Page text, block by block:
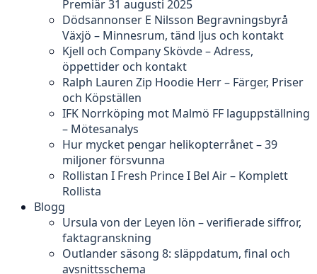
Premiär 31 augusti 2025
Dödsannonser E Nilsson Begravningsbyrå
Växjö – Minnesrum, tänd ljus och kontakt
Kjell och Company Skövde – Adress,
öppettider och kontakt
Ralph Lauren Zip Hoodie Herr – Färger, Priser
och Köpställen
IFK Norrköping mot Malmö FF laguppställning
– Mötesanalys
Hur mycket pengar helikopterrånet – 39
miljoner försvunna
Rollistan I Fresh Prince I Bel Air – Komplett
Rollista
Blogg
Ursula von der Leyen lön – verifierade siffror,
faktagranskning
Outlander säsong 8: släppdatum, final och
avsnittsschema